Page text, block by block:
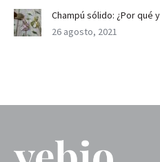
Champú sólido: ¿Por qué
26 agosto, 2021